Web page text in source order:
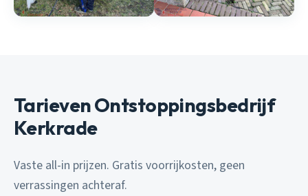
Tarieven Ontstoppingsbedrijf
Kerkrade
Vaste all-in prijzen. Gratis voorrijkosten, geen
verrassingen achteraf.